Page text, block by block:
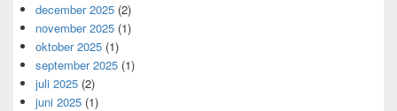
december 2025 (2)
november 2025 (1)
oktober 2025 (1)
september 2025 (1)
juli 2025 (2)
juni 2025 (1)